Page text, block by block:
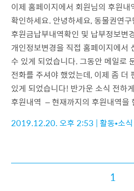
이제 홈페이지에서 회원님의 후원
확인하세요. 안녕하세요, 동물권연
후원금납부내역확인 및 납부정보변
개인정보변경을 직접 홈페이지에서
수 있게 되었습니다. 그동안 메일로
전화를 주셔야 했었는데, 이제 좀 더
있게 되었습니다! 반가운 소식 전하
후원내역 – 현재까지의 후원내역
2019.12.20. 오후 2:53 |활동•소식
1